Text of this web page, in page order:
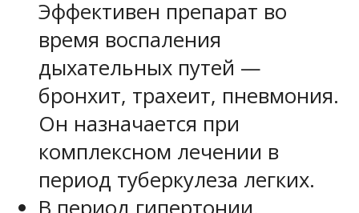
Эффективен препарат во
время воспаления
дыхательных путей —
бронхит, трахеит, пневмония.
Он назначается при
комплексном лечении в
период туберкулеза легких.